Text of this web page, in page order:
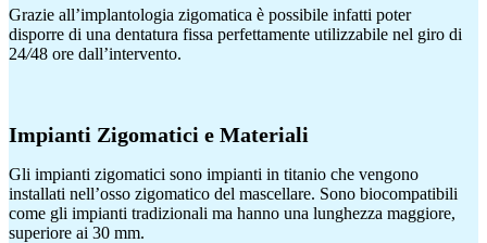
Grazie all’implantologia zigomatica è possibile infatti poter
disporre di una dentatura fissa perfettamente utilizzabile nel giro di
24/48 ore dall’intervento.
Impianti Zigomatici e Materiali
Gli impianti zigomatici sono impianti in titanio che vengono
installati nell’osso zigomatico del mascellare. Sono biocompatibili
come gli impianti tradizionali ma hanno una lunghezza maggiore,
superiore ai 30 mm.